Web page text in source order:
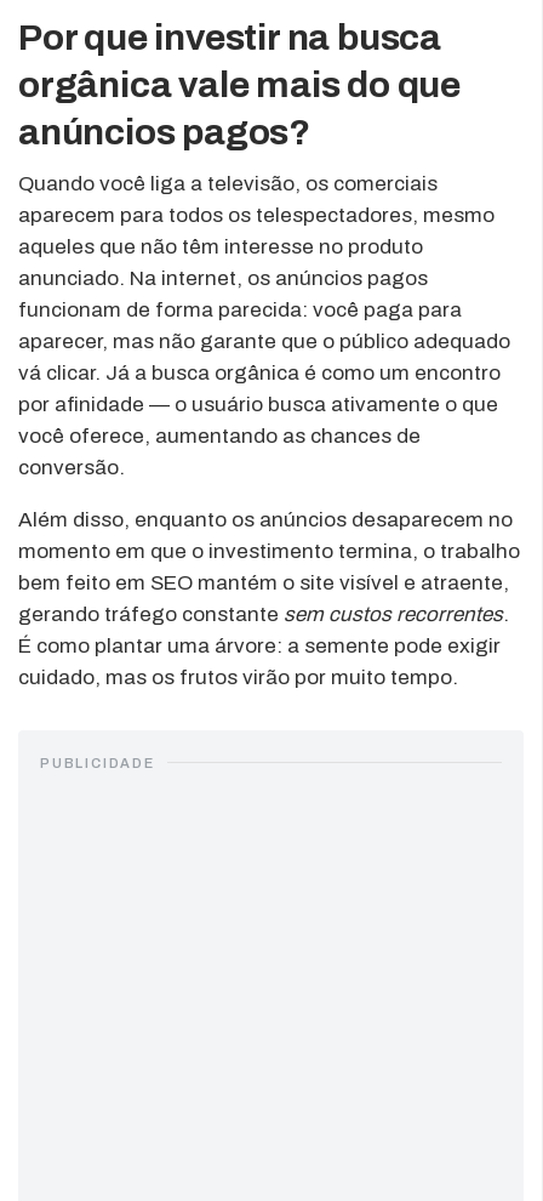
Por que investir na busca
orgânica vale mais do que
anúncios pagos?
Quando você liga a televisão, os comerciais
aparecem para todos os telespectadores, mesmo
aqueles que não têm interesse no produto
anunciado. Na internet, os anúncios pagos
funcionam de forma parecida: você paga para
aparecer, mas não garante que o público adequado
vá clicar. Já a busca orgânica é como um encontro
por afinidade — o usuário busca ativamente o que
você oferece, aumentando as chances de
conversão.
Além disso, enquanto os anúncios desaparecem no
momento em que o investimento termina, o trabalho
bem feito em SEO mantém o site visível e atraente,
gerando tráfego constante sem custos recorrentes.
É como plantar uma árvore: a semente pode exigir
cuidado, mas os frutos virão por muito tempo.
PUBLICIDADE